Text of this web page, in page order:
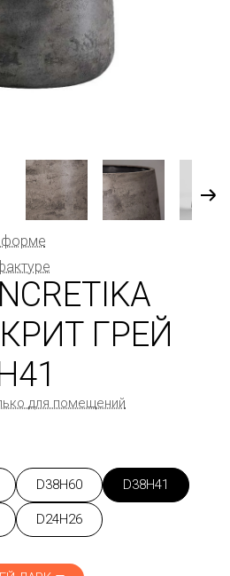
форме
ГРЕЙ
для помещений
D38H60 D38H41
D24H26